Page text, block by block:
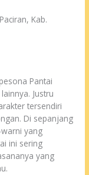
Kab.
Pantai
Justru
tersendiri
Di sepanjang
yang
ini sering
yang